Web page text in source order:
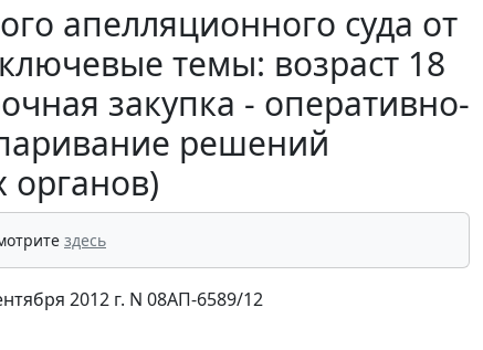
апелляционного суда от
темы: возраст 18
закупка - оперативно-
решений
органов)
здесь
2012 г. N 08АП-6589/12